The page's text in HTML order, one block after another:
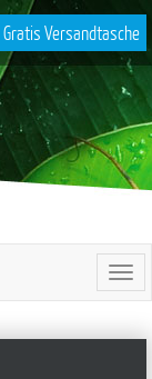
Gratis Versandtasche